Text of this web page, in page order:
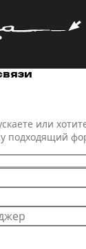
или
подходящий